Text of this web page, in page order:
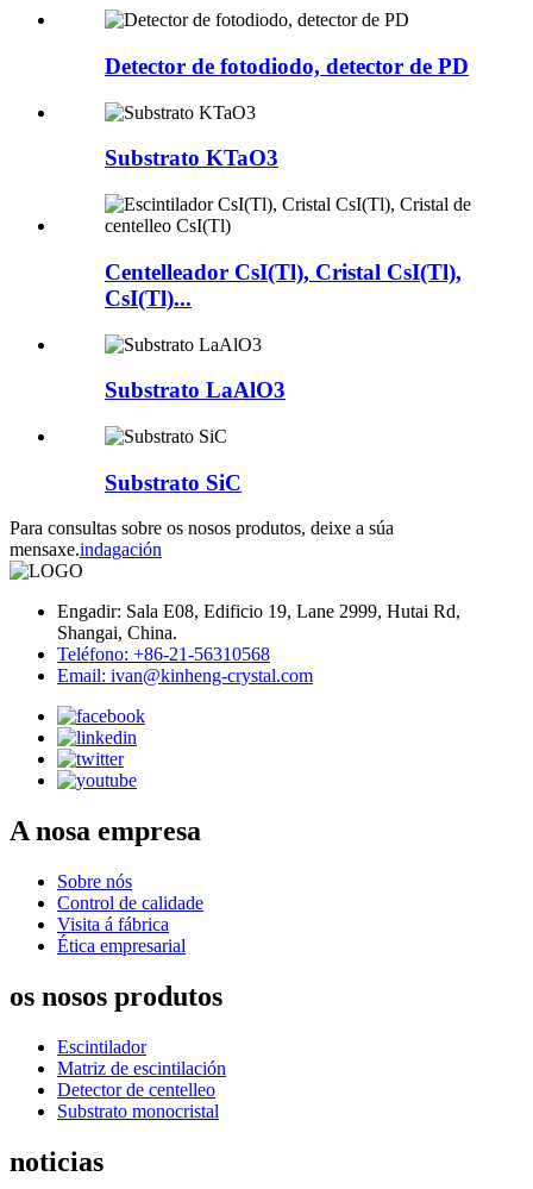
Detector de fotodiodo, detector de PD
Substrato KTaO3
Centelleador CsI(Tl), Cristal CsI(Tl),
CsI(Tl)...
Substrato LaAlO3
Substrato SiC
Para consultas sobre os nosos produtos, deixe a súa
mensaxe.indagación
Engadir: Sala E08, Edificio 19, Lane 2999, Hutai Rd,
Shangai, China.
Teléfono: +86-21-56310568
Email: ivan@kinheng-crystal.com
A nosa empresa
Sobre nós
Control de calidade
Visita á fábrica
Ética empresarial
os nosos produtos
Escintilador
Matriz de escintilación
Detector de centelleo
Substrato monocristal
noticias